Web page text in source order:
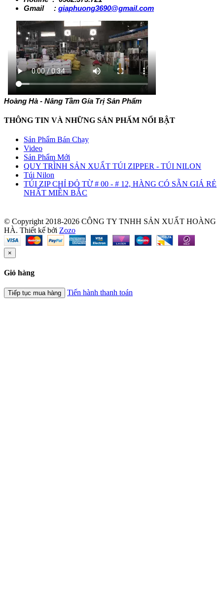
Gmail : giaphuong3690@gmail.com
Hoàng Hà - Nâng Tầm Gía Trị Sản Phẩm
THÔNG TIN VÀ NHỮNG SẢN PHẤM NỔI BẬT
Sản Phẩm Bán Chạy
Video
Sản Phẩm Mới
QUY TRÌNH SẢN XUẤT TÚI ZIPPER - TÚI NILON
Túi Nilon
TÚI ZIP CHỈ ĐỎ TỪ # 00 - # 12, HÀNG CÓ SẴN GIÁ RẺ
NHẤT MIỀN BẮC
© Copyright 2018-2026 CÔNG TY TNHH SẢN XUẤT HOÀNG
HÀ. Thiết kế bởi Zozo
×
Giỏ hàng
Tiếp tục mua hàng Tiến hành thanh toán